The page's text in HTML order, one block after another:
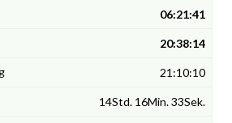
06:21:41
20:38:14
21:10:10
14Std. 16Min. 33Sek.